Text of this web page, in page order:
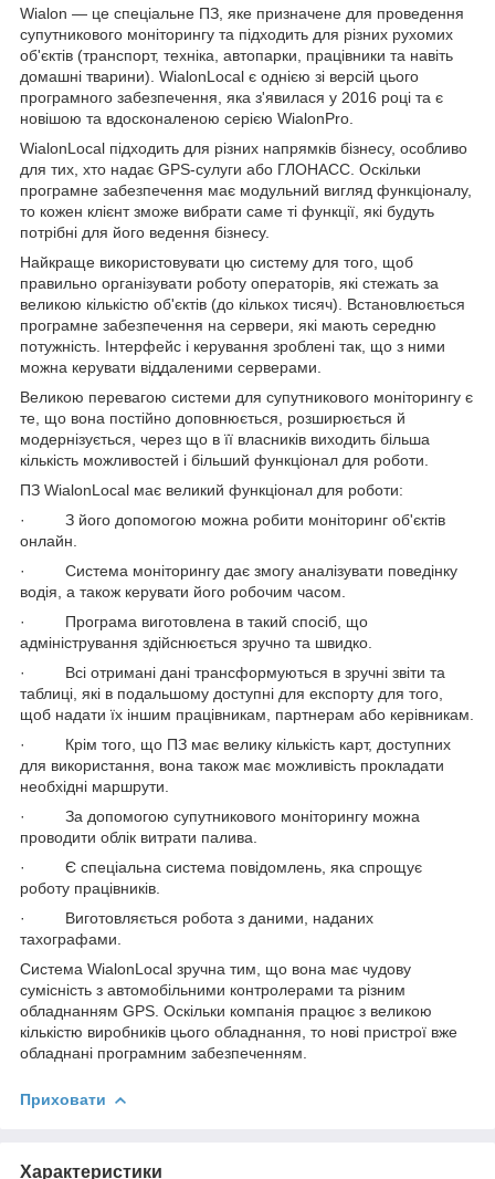
Wialon — це спеціальне ПЗ, яке призначене для проведення
супутникового моніторингу та підходить для різних рухомих
об'єктів (транспорт, техніка, автопарки, працівники та навіть
домашні тварини). WialonLocal є однією зі версій цього
програмного забезпечення, яка з'явилася у 2016 році та є
новішою та вдосконаленою серією WialonPro.
WialonLocal підходить для різних напрямків бізнесу, особливо
для тих, хто надає GPS-сулуги або ГЛОНАСС. Оскільки
програмне забезпечення має модульний вигляд функціоналу,
то кожен клієнт зможе вибрати саме ті функції, які будуть
потрібні для його ведення бізнесу.
Найкраще використовувати цю систему для того, щоб
правильно організувати роботу операторів, які стежать за
великою кількістю об'єктів (до кількох тисяч). Встановлюється
програмне забезпечення на сервери, які мають середню
потужність. Інтерфейс і керування зроблені так, що з ними
можна керувати віддаленими серверами.
Великою перевагою системи для супутникового моніторингу є
те, що вона постійно доповнюється, розширюється й
модернізується, через що в її власників виходить більша
кількість можливостей і більший функціонал для роботи.
ПЗ WialonLocal має великий функціонал для роботи:
· З його допомогою можна робити моніторинг об'єктів
онлайн.
· Система моніторингу дає змогу аналізувати поведінку
водія, а також керувати його робочим часом.
· Програма виготовлена в такий спосіб, що
адміністрування здійснюється зручно та швидко.
· Всі отримані дані трансформуються в зручні звіти та
таблиці, які в подальшому доступні для експорту для того,
щоб надати їх іншим працівникам, партнерам або керівникам.
· Крім того, що ПЗ має велику кількість карт, доступних
для використання, вона також має можливість прокладати
необхідні маршрути.
· За допомогою супутникового моніторингу можна
проводити облік витрати палива.
· Є спеціальна система повідомлень, яка спрощує
роботу працівників.
· Виготовляється робота з даними, наданих
тахографами.
Система WialonLocal зручна тим, що вона має чудову
сумісність з автомобільними контролерами та різним
обладнанням GPS. Оскільки компанія працює з великою
кількістю виробників цього обладнання, то нові пристрої вже
обладнані програмним забезпеченням.
Приховати
Характеристики